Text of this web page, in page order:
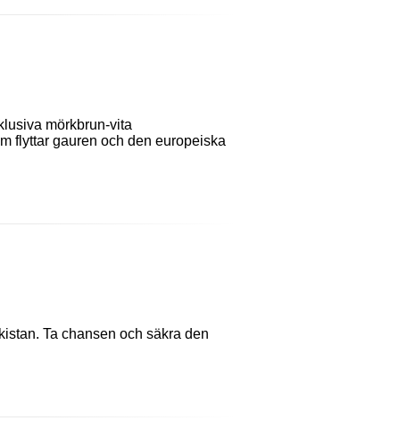
mörkbrun-vita
flyttar gauren och den europeiska
Ta chansen och säkra den